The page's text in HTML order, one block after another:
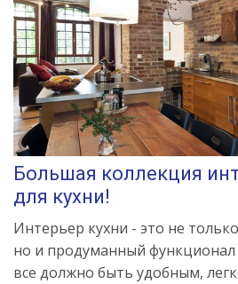
Большая коллекция
для кухни!
Интерьер кухни - это не
но и продуманный функционал
все должно быть удобным,